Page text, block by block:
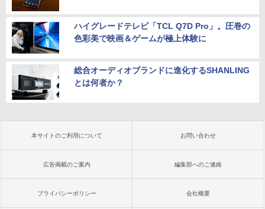
ハイグレードテレビ「TCL Q7D Pro」。圧巻の
色彩美で映画＆ゲームが極上体験に
総合オーディオブランドに進化するSHANLING
とは何者か？
本サイトのご利用について お問い合わせ
広告掲載のご案内 編集部へのご連絡
プライバシーポリシー 会社概要